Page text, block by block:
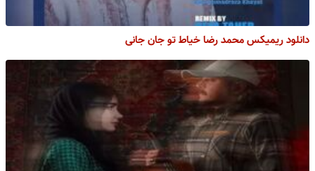
دانلود ریمیکس محمد رضا خیاط تو جان جانی